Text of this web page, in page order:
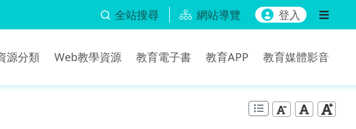
全站搜尋 網站導覽 登入
源分類 Web教學資源 教育電子書 教育APP 教育媒體影音